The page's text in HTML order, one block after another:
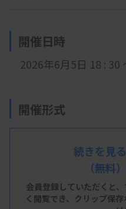
開催日時
2026年6月5日 18 : 30
開催形式
LIVE配信
主 催
続きを見
（無料
会員登録していただくと
く閲覧でき、 クリップ保